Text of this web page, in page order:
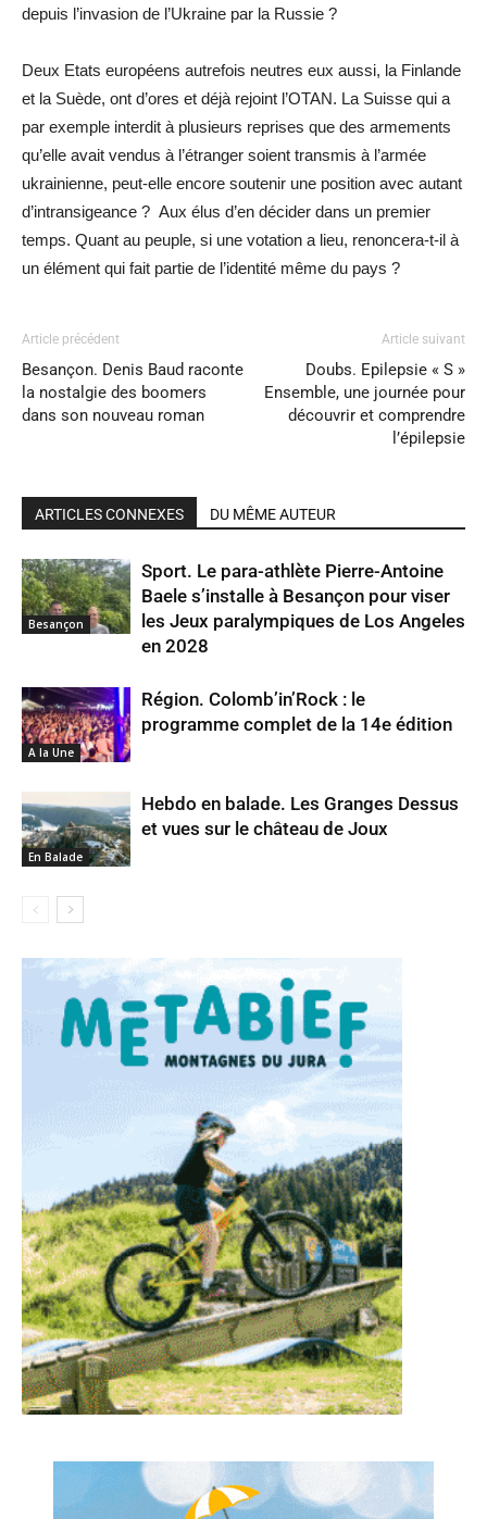
depuis l’invasion de l’Ukraine par la Russie ?
Deux Etats européens autrefois neutres eux aussi, la Finlande
et la Suède, ont d’ores et déjà rejoint l’OTAN. La Suisse qui a
par exemple interdit à plusieurs reprises que des armements
qu’elle avait vendus à l’étranger soient transmis à l’armée
ukrainienne, peut-elle encore soutenir une position avec autant
d’intransigeance ? Aux élus d’en décider dans un premier
temps. Quant au peuple, si une votation a lieu, renoncera-t-il à
un élément qui fait partie de l’identité même du pays ?
Article précédent
Besançon. Denis Baud raconte
la nostalgie des boomers
dans son nouveau roman
Article suivant
Doubs. Epilepsie « S »
Ensemble, une journée pour
découvrir et comprendre
l’épilepsie
ARTICLES CONNEXES DU MÊME AUTEUR
Besançon
Sport. Le para-athlète Pierre-Antoine
Baele s’installe à Besançon pour viser
les Jeux paralympiques de Los Angeles
en 2028
A la Une
Région. Colomb’in’Rock : le
programme complet de la 14e édition
En Balade
Hebdo en balade. Les Granges Dessus
et vues sur le château de Joux